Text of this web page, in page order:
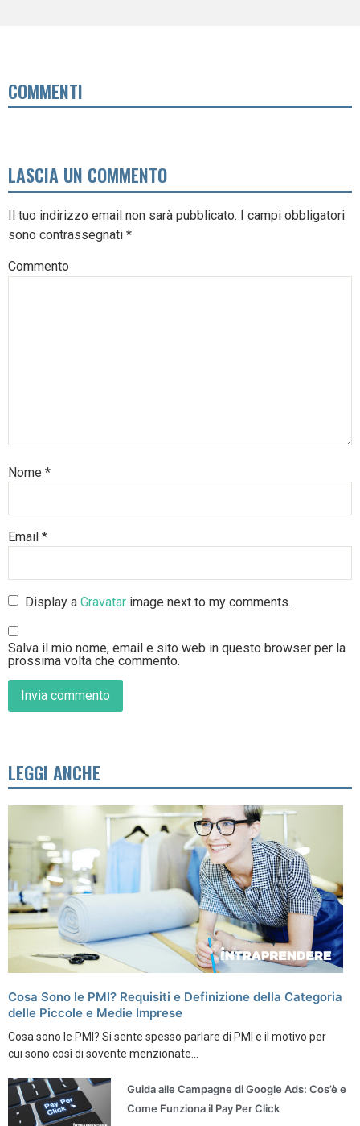
COMMENTI
LASCIA UN COMMENTO
Il tuo indirizzo email non sarà pubblicato. I campi obbligatori
sono contrassegnati *
Commento
Nome *
Email *
Display aGravatar image next to my comments.
Salva il mio nome, email e sito web in questo browser per la
prossima volta che commento.
LEGGI ANCHE
Cosa Sono le PMI? Requisiti e Definizione della Categoria
delle Piccole e Medie Imprese
Cosa sono le PMI? Si sente spesso parlare di PMI e il motivo per
cui sono così di sovente menzionate...
Guida alle Campagne di Google Ads: Cos’è e
Come Funziona il Pay Per Click